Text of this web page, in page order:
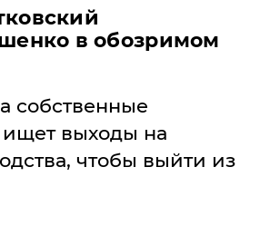
в обозримом
собственные
ищет выходы на
чтобы выйти из